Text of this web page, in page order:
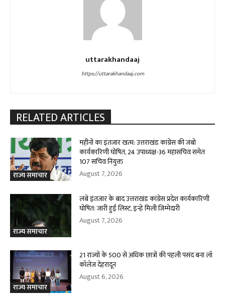
uttarakhandaaj
https://uttarakhandaaj.com
RELATED ARTICLES
राज्य समाचार
महीनों का इंतजार खत्म: उत्तराखंड कांग्रेस की जंबो
कार्यकारिणी घोषित, 24 उपाध्यक्ष-36 महासचिव समेत
107 सचिव नियुक्त
August 7, 2026
राज्य समाचार
लंबे इंतजार के बाद उत्तराखंड कांग्रेस प्रदेश कार्यकारिणी
घोषित: जारी हुई लिस्ट, इन्हे मिली जिम्मेदारी
August 7, 2026
राज्य समाचार
21 राज्यों के 500 से अधिक छात्रों की पहली पसंद बना लॉ
कॉलेज देहरादून
August 6, 2026